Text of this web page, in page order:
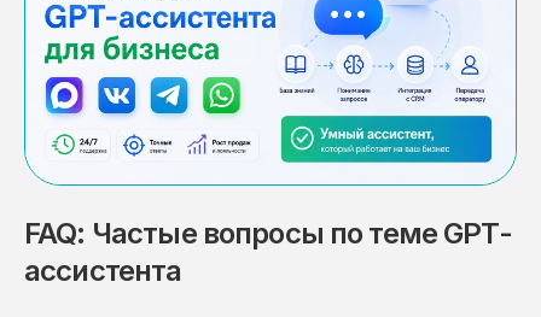
FAQ: Частые вопросы по теме GPT-
ассистента